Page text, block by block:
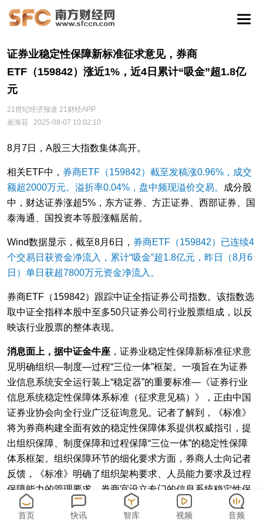
证券业稳定性保障新标准征求意见，券商
ETF（159842）涨近1%，近4日累计“吸金”超1.8亿
元
21世纪经济报道 21财经APP
崔海花
2025-08-07 10:02:10
8月7日，A股三大指数集体高开。
相关ETF中， 券商ETF（159842）截至发稿涨0.96%，成交
额超2000万元。溢折率0.04%，盘中频现溢价交易。
成分股
中，财达证券涨超5%，东方证券、方正证券、西部证券、国
泰海通、国投资本等股涨幅居前。
Wind数据显示，截至8月6日， 券商ETF（159842）已连续4
个交易日获资金净流入，累计“吸金”超1.8亿元，昨日（8月6
日）单日获超7800万元资金净流入。
券商ETF（159842）跟踪中证全指证券公司指数。该指数选
取中证全指样本股中至多50只证券公司行业股票组成，以反
映该行业股票的整体表现。
消息面上，据中证金牛座 ，证券业稳定性保障新标准征求意
见明确组织—制度—过程“三位一体”框架。一项旨在为证券
业信息系统安全运行装上“稳定器”的重要标准—《证券行业
信息系统稳定性保障体系标准（征求意见稿）》，正由中国
证券业协会向全行业广泛征询意见。记者了解到，《标准》
将为券商构建全面有效的稳定性保障体系提供权威指引，提
出组织保障、制度保障和过程保障“三位一体”的稳定性保障
体系框架。组织保障环节的细化要求方面，券商人士向记者
反馈，《标准》明确了组织架构要求、人员能力要求及过程
保障能力的管理要求。券商宜设立专门的信息系统稳定性保
障组织，并独创性地提出“纵向职能型+横向优化型”双团队架
构：纵向团队聚焦运维纵深实战能力，覆盖应用系统、数据
首页 快讯 智库 视频 音频